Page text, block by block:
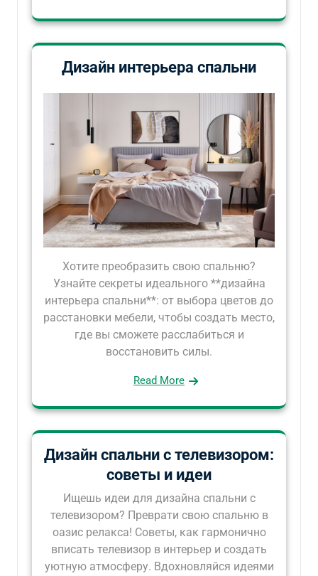
Дизайн интерьера спальни
Хотите преобразить свою спальню?
Узнайте секреты идеального **дизайна
интерьера спальни**: от выбора цветов до
расстановки мебели, чтобы создать место,
где вы сможете расслабиться и
восстановить силы.
Read More
Дизайн спальни с телевизором:
советы и идеи
Ищешь идеи для дизайна спальни с
телевизором? Преврати свою спальню в
оазис релакса! Советы, как гармонично
вписать телевизор в интерьер и создать
уютную атмосферу. Вдохновляйся идеями